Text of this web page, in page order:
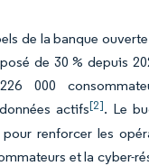
de la banque
de 30 % depuis
000
actifs[2]. Le
pour renforcer les
et la cyber-